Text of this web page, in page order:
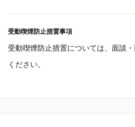
受動喫煙防止措置事項
受動喫煙防止措置については、面談
ください。